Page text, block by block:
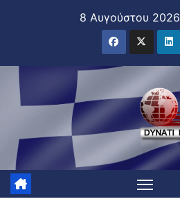
8 Αυγούστου 2026